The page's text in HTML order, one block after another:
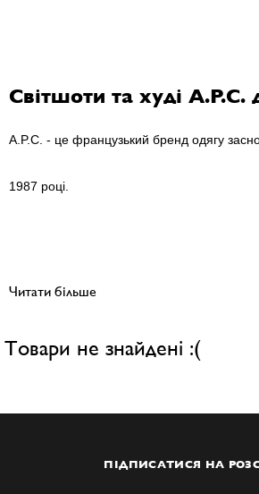
Світшоти та худі A.P.C.
A.P.C. - це французький бренд одягу
1987 році.
Читати більше
Товари не знайдені :(
ПІДПИСАТИСЯ НА